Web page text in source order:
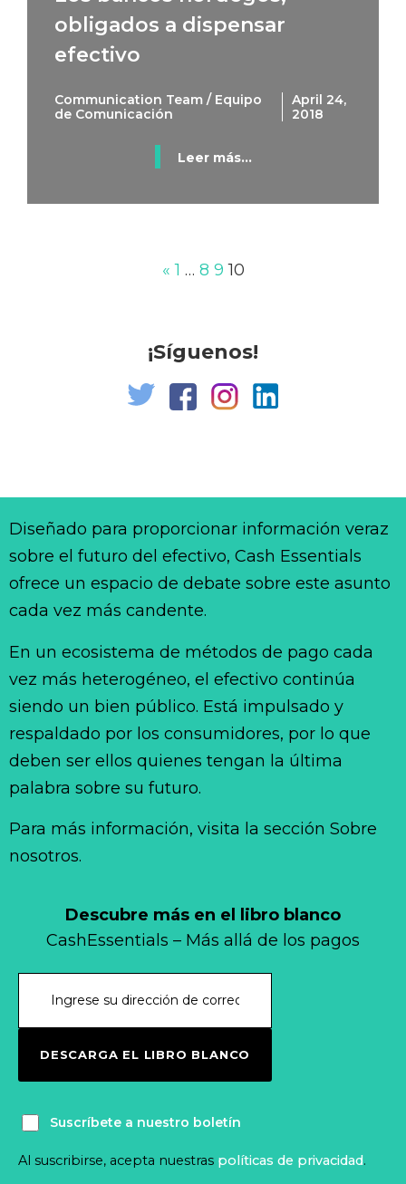
obligados a dispensar
efectivo
Communication Team / Equipo
de Comunicación
April 24,
2018
Leer más...
« 1 … 8 9 10
¡Síguenos!
Descubre más en el libro blanco
CashEssentials – Más allá de los pagos
DESCARGA EL LIBRO BLANCO
Suscríbete a nuestro boletín
Al suscribirse, acepta nuestras políticas de privacidad.
Diseñado para proporcionar información veraz
sobre el futuro del efectivo, Cash Essentials
ofrece un espacio de debate sobre este asunto
cada vez más candente.
En un ecosistema de métodos de pago cada
vez más heterogéneo, el efectivo continúa
siendo un bien público. Está impulsado y
respaldado por los consumidores, por lo que
deben ser ellos quienes tengan la última
palabra sobre su futuro.
Para más información, visita la sección Sobre
nosotros.